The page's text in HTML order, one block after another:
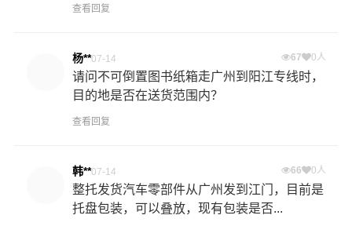
查看回复
杨**07-14 67 0人
请问不可倒置图书纸箱走广州到阳江专线时，
目的地是否在送货范围内？
查看回复
韩**07-14 66 0人
整托发货汽车零部件从广州发到江门，目前是
托盘包装，可以叠放，现有包装是否...